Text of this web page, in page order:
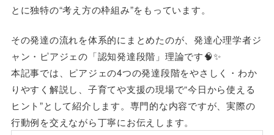
とに独特の“考え方の枠組み”をもっています。
その発達の流れを体系的にまとめたのが、発達心理学者ジ
ャン・ピアジェの「認知発達段階」理論です🧠✨
本記事では、ピアジェの4つの発達段階をやさしく・わか
りやすく解説し、子育てや支援の現場で“今日から使える
ヒント”として紹介します。専門的な内容ですが、実際の
行動例を交えながら丁寧にお伝えします。